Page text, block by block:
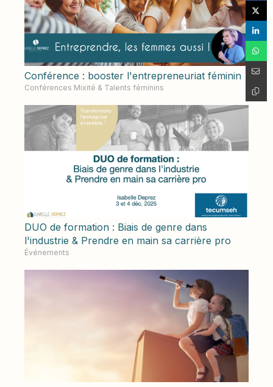
Conférence : booster l'entrepreneuriat féminin
Conférences Mixité & Talents féminins
DUO de formation : Biais de genre dans
l'industrie & Prendre en main sa carrière pro
Événements